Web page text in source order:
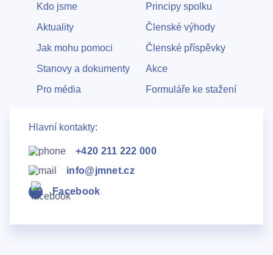
Kdo jsme
Aktuality
Jak mohu pomoci
Stanovy a dokumenty
Pro média
Principy spolku
Členské výhody
Členské příspěvky
Akce
Formuláře ke stažení
Hlavní kontakty:
+420 211 222 000
info@jmnet.cz
Facebook